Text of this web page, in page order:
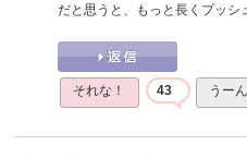
だと思うと、もっと長くプッシ
それな！ 43 うー